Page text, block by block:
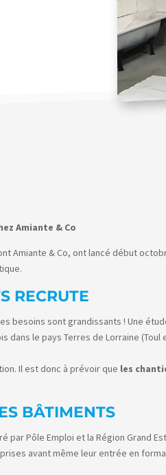
Amiante & Co
Amiante & Co, ont lancé début
RECRUTE
besoins sont grandissants ! Une
dans le pays Terres de Lorraine (Toul
Il est donc à prévoir que les
BÂTIMENTS
par Pôle Emploi et la Région Grand
avant même leur entrée en